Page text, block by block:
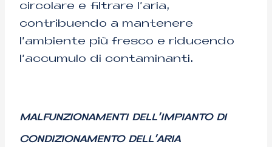
circolare e filtrare l’aria,
contribuendo a mantenere
l’ambiente più fresco e riducendo
l’accumulo di contaminanti.
MALFUNZIONAMENTI DELL’IMPIANTO DI
CONDIZIONAMENTO DELL’ARIA